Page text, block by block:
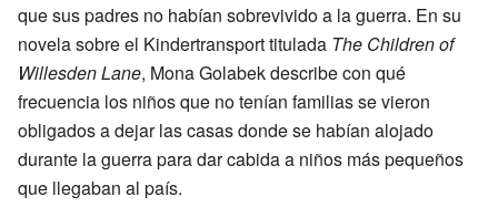
que sus padres no habían sobrevivido a la guerra. En su
novela sobre el Kindertransport titulada The Children of
Willesden Lane, Mona Golabek describe con qué
frecuencia los niños que no tenían familias se vieron
obligados a dejar las casas donde se habían alojado
durante la guerra para dar cabida a niños más pequeños
que llegaban al país.